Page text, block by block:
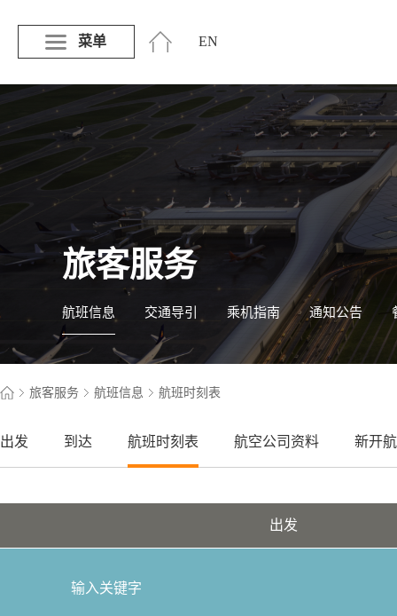
菜单 EN
旅客服务
航班信息 交通导引 乘机指南 通知公告
旅客服务 航班信息 航班时刻表
出发 到达 航班时刻表 航空公司资料 新开
出发